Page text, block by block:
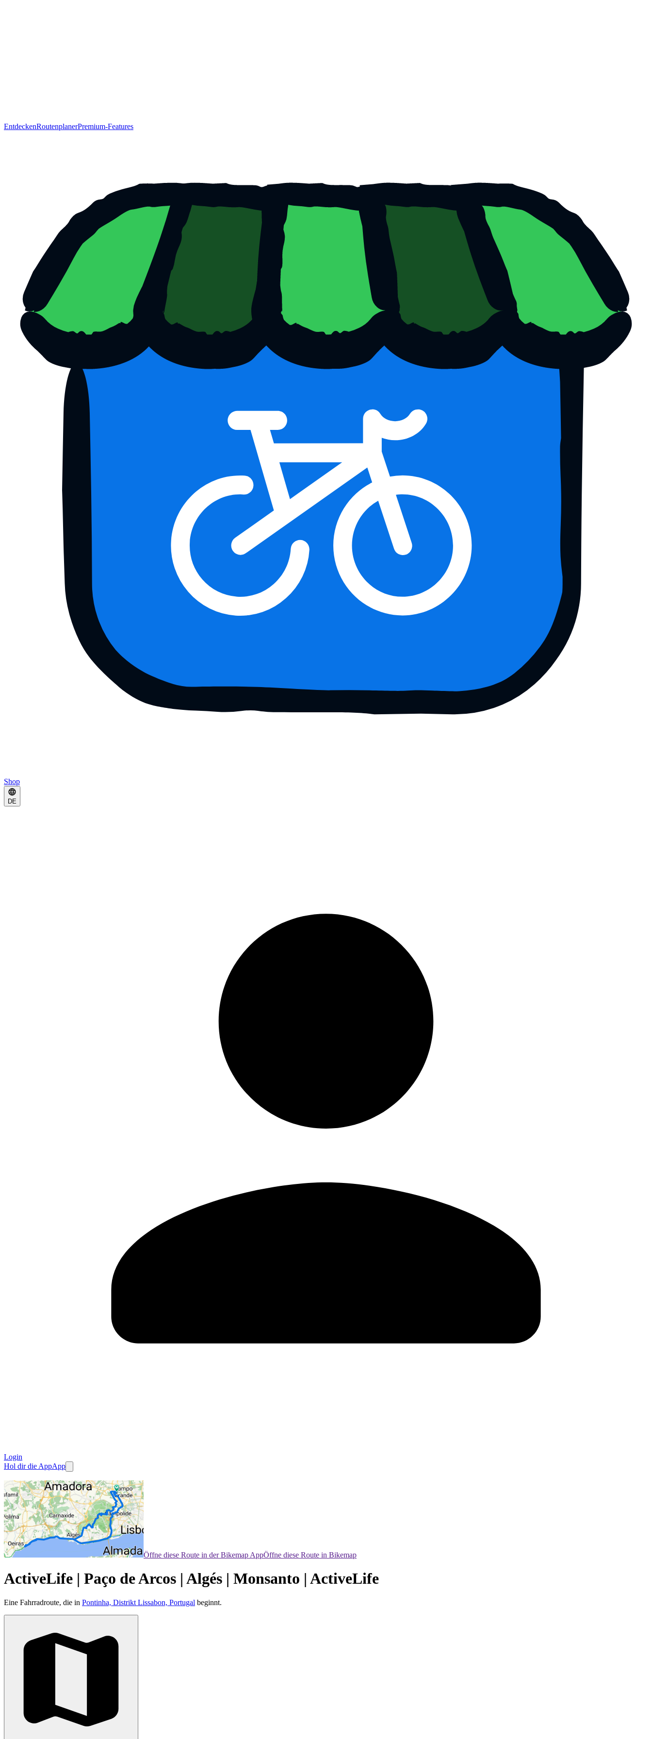
EntdeckenRoutenplanerPremium-Features
Shop
DE
Login
Hol dir die AppApp
Öffne diese Route in der Bikemap AppÖffne diese Route in Bikemap
ActiveLife | Paço de Arcos | Algés | Monsanto | ActiveLife
Eine Fahrradroute, die in Pontinha, Distrikt Lissabon, Portugal beginnt.